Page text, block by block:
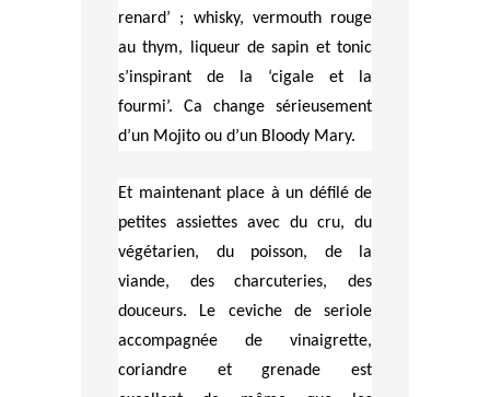
renard’ ; whisky, vermouth rouge
au thym, liqueur de sapin et tonic
s’inspirant de la ‘cigale et la
fourmi’. Ca change sérieusement
d’un Mojito ou d’un Bloody Mary.
Et maintenant place à un défilé de
petites assiettes avec du cru, du
végétarien, du poisson, de la
viande, des charcuteries, des
douceurs. Le ceviche de seriole
accompagnée de vinaigrette,
coriandre et grenade est